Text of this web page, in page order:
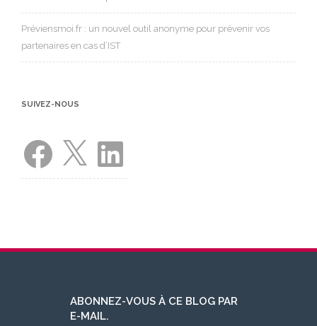
Préviensmoi.fr : un nouvel outil anonyme pour prévenir vos
partenaires en cas d’IST
SUIVEZ-NOUS
Facebook LinkedIn
ABONNEZ-VOUS À CE BLOG PAR
E-MAIL.